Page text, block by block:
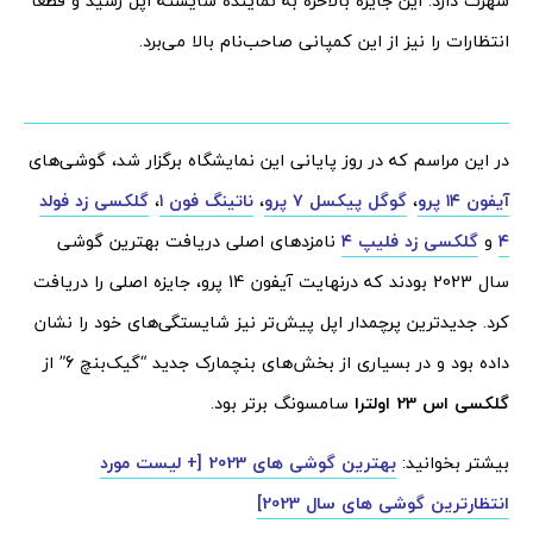
انتظارات را نیز از این کمپانی صاحب‌نام بالا می‌برد.
در این مراسم که در روز پایانی این نمایشگاه برگزار شد، گوشی‌های
آیفون ۱۴ پرو
، گوگل پیکسل ۷ پرو ، ناتینگ فون ۱ ، گلکسی زد فولد
۴ و گلکسی زد فلیپ ۴
نامزدهای اصلی دریافت بهترین گوشی
سال 2023 بودند که درنهایت آیفون 14 پرو، جایزه اصلی را دریافت
کرد. جدیدترین پرچمدار اپل پیش‌تر نیز شایستگی‌های خود را نشان
داده بود و در بسیاری از بخش‌های بنچمارک جدید “گیک‌بنچ 6” از
گلکسی اس 23 اولترا
سامسونگ برتر بود.
بیشتر بخوانید:
بهترین گوشی های 2023 [+ لیست مورد
انتظارترین گوشی های سال 2023]